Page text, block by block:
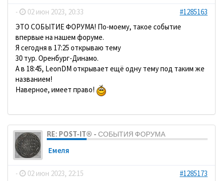
- 02 июн 2023, 20:33
#1285163
ЭТО СОБЫТИЕ ФОРУМА! По-моему, такое событие
впервые на нашем форуме.
Я сегодня в 17:25 открываю тему
30 тур. Оренбург-Динамо.
А в 18:45, LeonDM открывает ещё одну тему под таким же
названием!
Наверное, имеет право!
RE: POST-IT® - СОБЫТИЯ ФОРУМА
Емеля
- 02 июн 2023, 22:15 #1285173